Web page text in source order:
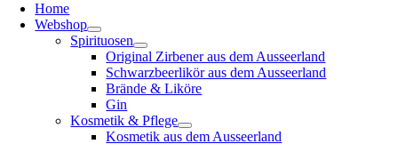
Home
Webshop
Spirituosen
Original Zirbener aus dem Ausseerland
Schwarzbeerlikör aus dem Ausseerland
Brände & Liköre
Gin
Kosmetik & Pflege
Kosmetik aus dem Ausseerland